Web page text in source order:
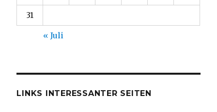
31
« Juli
LINKS INTERESSANTER SEITEN